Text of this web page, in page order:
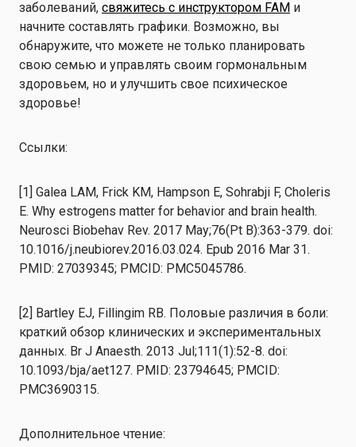
заболеваний, свяжитесь с инструктором FAM и
начните составлять графики. Возможно, вы
обнаружите, что можете не только планировать
свою семью и управлять своим гормональным
здоровьем, но и улучшить свое психическое
здоровье!
Ссылки:
[1] Galea LAM, Frick KM, Hampson E, Sohrabji F, Choleris
E. Why estrogens matter for behavior and brain health.
Neurosci Biobehav Rev. 2017 May;76(Pt B):363-379. doi:
10.1016/j.neubiorev.2016.03.024. Epub 2016 Mar 31.
PMID: 27039345; PMCID: PMC5045786.
[2] Bartley EJ, Fillingim RB. Половые различия в боли:
краткий обзор клинических и экспериментальных
данных. Br J Anaesth. 2013 Jul;111(1):52-8. doi:
10.1093/bja/aet127. PMID: 23794645; PMCID:
PMC3690315.
Дополнительное чтение: